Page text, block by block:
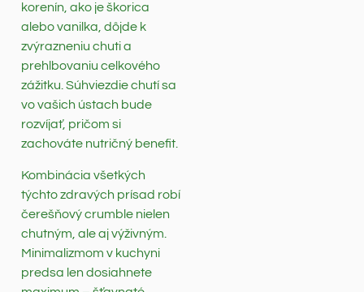
korenín, ako je škorica
alebo vanilka, dôjde k
zvýrazneniu chuti a
prehlbovaniu celkového
zážitku. Súhviezdie chutí sa
vo vašich ústach bude
rozvíjať, pričom si
zachováte nutričný benefit.
Kombinácia všetkých
týchto zdravých prísad robí
čerešňový crumble nielen
chutným, ale aj výživným.
Minimalizmom v kuchyni
predsa len dosiahnete